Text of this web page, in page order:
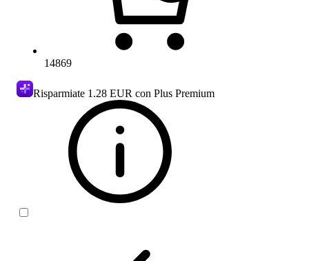
14869
Risparmiate 1.28 EUR con Plus Premium